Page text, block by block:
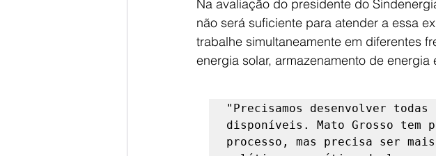
Na avaliação do presidente do
não será suficiente para atender a essa
trabalhe simultaneamente em diferentes
energia solar, armazenamento de
"Precisamos desenvolver
disponíveis. Mato Grosso
processo, mas precisa ser